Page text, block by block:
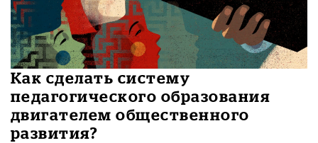
Как сделать систему
педагогического образования
двигателем общественного
развития?